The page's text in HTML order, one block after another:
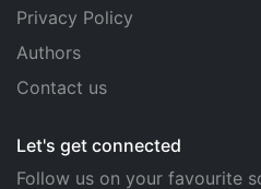
Privacy Policy
Authors
Contact us
Let's get connected
Follow us on your favourite